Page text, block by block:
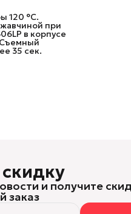
120 °C.
при
в корпусе
Съемный
35 сек.
и получите
заказ